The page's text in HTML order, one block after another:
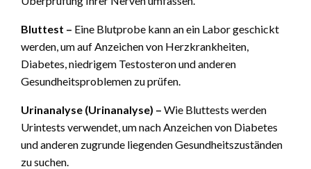
Bluttest – Eine Blutprobe kann an ein Labor geschickt
werden, um auf Anzeichen von Herzkrankheiten,
Diabetes, niedrigem Testosteron und anderen
Gesundheitsproblemen zu prüfen.
Urinanalyse (Urinanalyse) – Wie Bluttests werden
Urintests verwendet, um nach Anzeichen von Diabetes
und anderen zugrunde liegenden Gesundheitszuständen
zu suchen.